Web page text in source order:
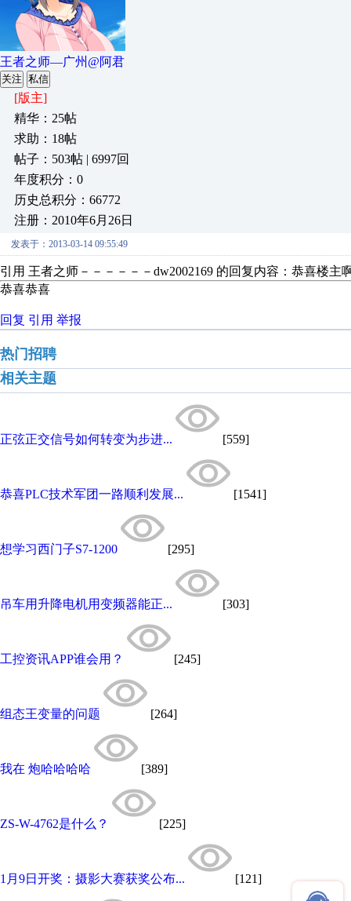
王者之师—广州@阿君
关注 私信
[版主]
精华：25帖
求助：18帖
帖子：503帖 | 6997回
年度积分：0
历史总积分：66772
注册：2010年6月26日
发表于：2013-03-14 09:55:49
引用 王者之师－－－－－－dw2002169 的回复内容：恭喜楼
恭喜恭喜
回复 引用 举报
热门招聘
相关主题
正弦正交信号如何转变为步进... [559]
恭喜PLC技术军团一路顺利发展... [1541]
想学习西门子S7-1200 [295]
吊车用升降电机用变频器能正... [303]
工控资讯APP谁会用？ [245]
组态王变量的问题 [264]
我在 炮哈哈哈哈 [389]
ZS-W-4762是什么？ [225]
1月9日开奖：摄影大赛获奖公布... [121]